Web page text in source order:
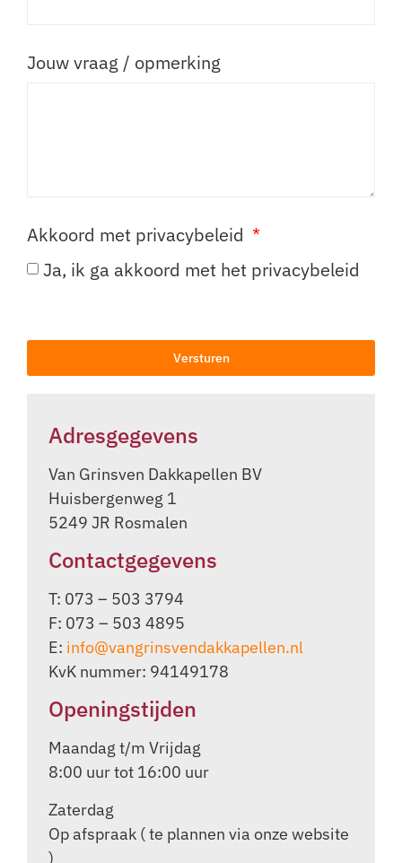
Jouw vraag / opmerking
Akkoord met privacybeleid
Ja, ik ga akkoord met het privacybeleid
Versturen
Adresgegevens
Van Grinsven Dakkapellen BV
Huisbergenweg 1
5249 JR Rosmalen
Contactgegevens
T: 073 – 503 3794
F: 073 – 503 4895
E: info@vangrinsvendakkapellen.nl
KvK nummer: 94149178
Openingstijden
Maandag t/m Vrijdag
8:00 uur tot 16:00 uur
Zaterdag
Op afspraak ( te plannen via onze website
)